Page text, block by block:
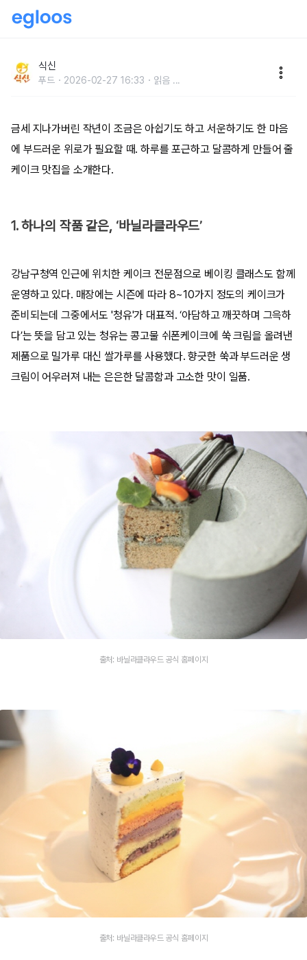
식신
푸드 2026-02-27 16:33 읽음 ...
금세 지나가버린 작년이 조금은 아쉽기도 하고 서운하기도 한 마음
에 부드러운 위로가 필요할 때. 하루를 포근하고 달콤하게 만들어 줄
케이크 맛집을 소개한다.
1. 하나의 작품 같은, ‘바닐라클라우드’
강남구청역 인근에 위치한 케이크 전문점으로 베이킹 클래스도 함께
운영하고 있다. 매장에는 시즌에 따라 8~10가지 정도의 케이크가
준비되는데 그중에서도 '청유'가 대표적. ‘아담하고 깨끗하며 그윽하
다’는 뜻을 담고 있는 청유는 콩고물 쉬폰케이크에 쑥 크림을 올려낸
제품으로 밀가루 대신 쌀가루를 사용했다. 향긋한 쑥과 부드러운 생
크림이 어우러져 내는 은은한 달콤함과 고소한 맛이 일품.
출처: 바닐라클라우드 공식 홈페이지
출처: 바닐라클라우드 공식 홈페이지